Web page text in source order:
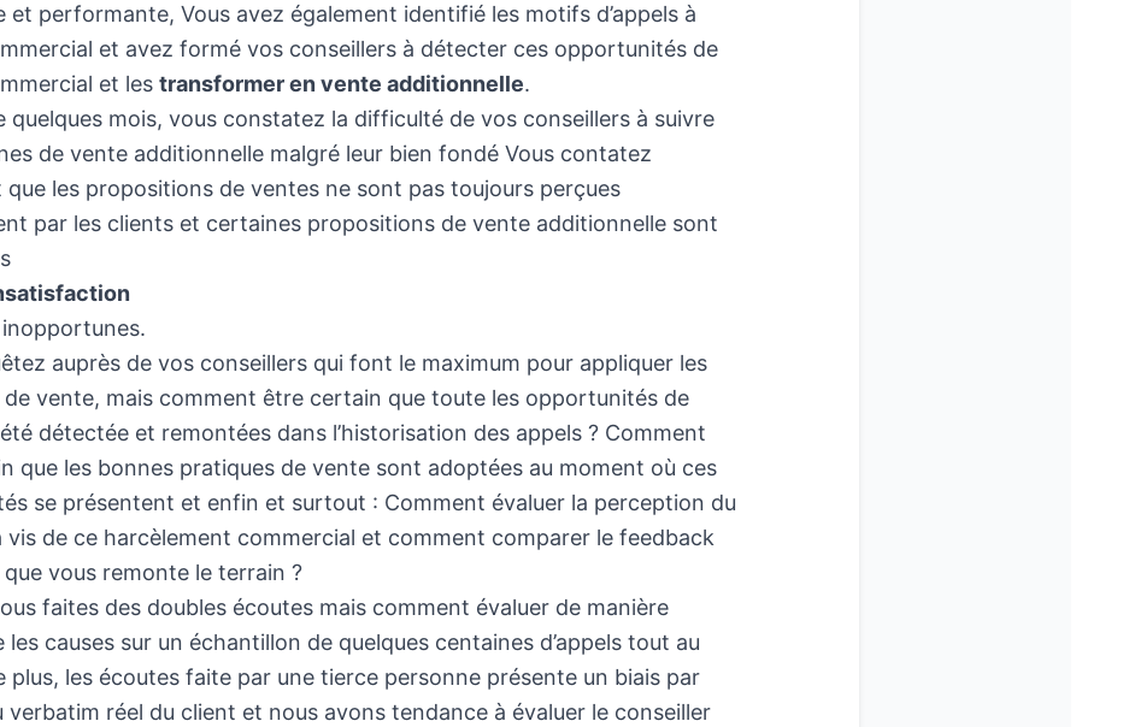
et performante, Vous avez également identifié les motifs d’appels à
et avez formé vos conseillers à détecter ces opportunités de
et les transformer en vente additionnelle.
quelques mois, vous constatez la difficulté de vos conseillers à suivre
de vente additionnelle malgré leur bien fondé Vous contatez
que les propositions de ventes ne sont pas toujours perçues
par les clients et certaines propositions de vente additionnelle sont
auprès de vos conseillers qui font le maximum pour appliquer les
de vente, mais comment être certain que toute les opportunités de
détectée et remontées dans l’historisation des appels ? Comment
que les bonnes pratiques de vente sont adoptées au moment où ces
se présentent et enfin et surtout : Comment évaluer la perception du
vis de ce harcèlement commercial et comment comparer le feedback
vous remonte le terrain ?
faites des doubles écoutes mais comment évaluer de manière
les causes sur un échantillon de quelques centaines d’appels tout au
plus, les écoutes faite par une tierce personne présente un biais par
verbatim réel du client et nous avons tendance à évaluer le conseiller